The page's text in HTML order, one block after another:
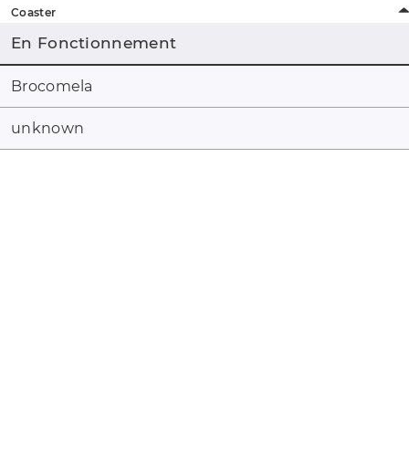
Coaster
En Fonctionnement
Brocomela
unknown